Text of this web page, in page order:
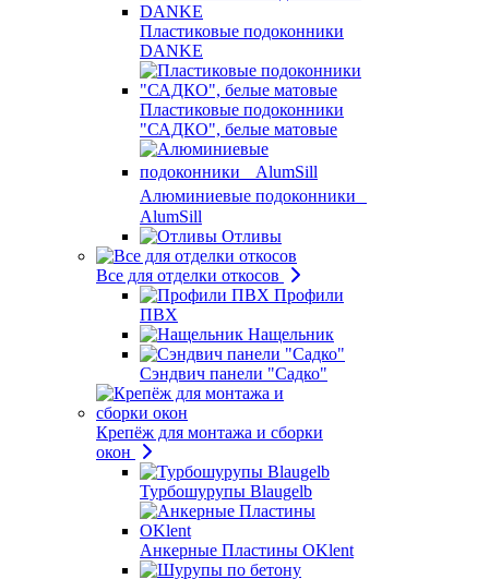
Пластиковые подоконники
DANKE
Пластиковые подоконники
"САДКО", белые матовые
Алюминиевые подоконники
AlumSill
Отливы
Все для отделки откосов
Профили
ПВХ
Нащельник
Сэндвич панели "Садко"
Крепёж для монтажа и сборки
окон
Турбошурупы Blaugelb
Анкерные Пластины OKlent